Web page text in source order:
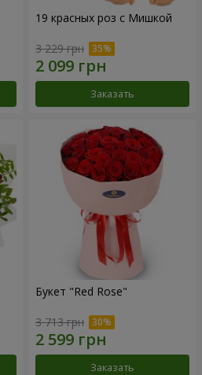
19 красных роз с Мишкой
3 229 грн
Заказать
Букет "Red Rose"
3 713 грн
Заказать